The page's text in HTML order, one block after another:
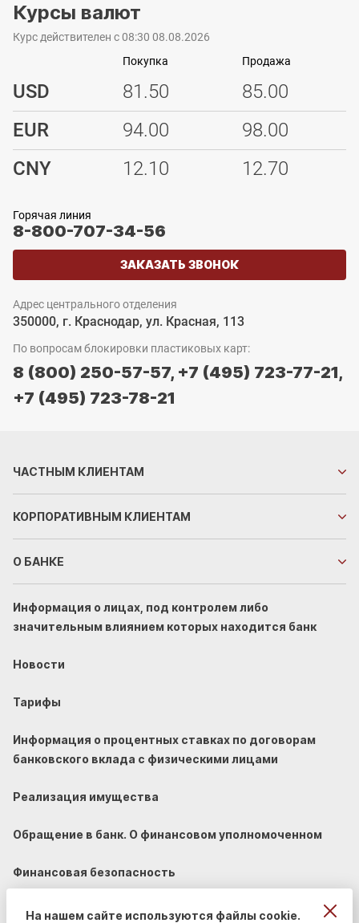
Курсы валют
Курс действителен с 08:30 08.08.2026
USD
Покупка
81.50
Продажа
85.00
EUR
94.00
98.00
CNY
12.10 12.70
Горячая линия
8-800-707-34-56
ЗАКАЗАТЬ ЗВОНОК
Адрес центрального отделения
350000, г. Краснодар, ул. Красная, 113
По вопросам блокировки пластиковых карт:
8 (800) 250-57-57, +7 (495) 723-77-21,
+7 (495) 723-78-21
ЧАСТНЫМ КЛИЕНТАМ
КОРПОРАТИВНЫМ КЛИЕНТАМ
О БАНКЕ
Информация о лицах, под контролем либо
значительным влиянием которых находится банк
Новости
Тарифы
Информация о процентных ставках по договорам
банковского вклада с физическими лицами
Реализация имущества
Обращение в банк. О финансовом уполномоченном
Финансовая безопасность
На нашем сайте используются файлы cookie.